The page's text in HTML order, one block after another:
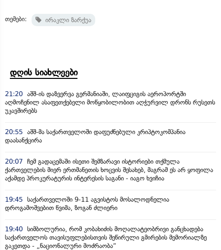
თემები: ირაკლი ზარქუა
დღის სიახლეები
21:20 აშშ-ის დაზვერვა გერმანიაში, ლაიფციგის აეროპორტში
აღმოჩენილ ასაფეთქებელი მოწყობილობით აღჭურვილ დრონს რუსეთს
უკავშირებს
20:55 აშშ-მა საქართველოში დაფუძნებული კრიპტოკომპანია
დაასანქცირა
20:07 ჩემ გადაცემაში ისეთი შემზარავი ისტორიები თქმულა
ქართველების მიერ ერთმანეთის ხოცვის შესახებ, მაგრამ ეს არ ყოფილა
აქამდე პროკურატურის ინტერესის საგანი - იაგო ხვიჩია
19:45 საქართველოში 9-11 აგვისტოს მოსალოდნელია
დროგამოშვებით წვიმა, ზოგან ძლიერი
19:40 სიმბოლურია, რომ კობახიძის მოღალატეობრივი განცხადება
საქართველოს თავისუფლებისთვის შეწირული გმირების მემორიალზე
გაკეთდა - „ნაციონალური მოძრაობა“